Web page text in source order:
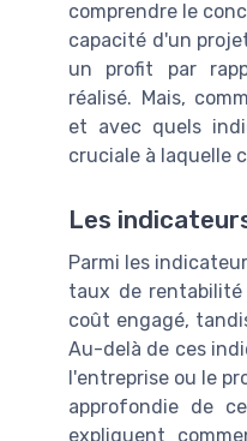
comprendre le
capacité d'un
un profit par
réalisé. Mais,
et avec quels
cruciale à laquelle
Les
Parmi les
taux de rentabilité
coût engagé,
Au-delà de ces
l'entreprise ou le
approfondie de
expliquent